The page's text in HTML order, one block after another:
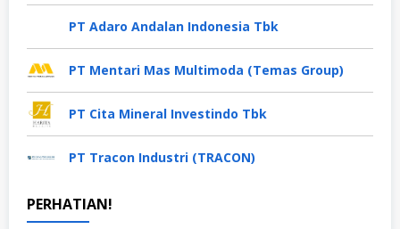
PT Adaro Andalan Indonesia Tbk
PT Mentari Mas Multimoda (Temas Group)
PT Cita Mineral Investindo Tbk
PT Tracon Industri (TRACON)
PERHATIAN!